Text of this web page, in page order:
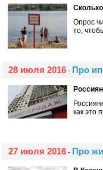
Опрос
то,
28 июля 2016 - Про
как это
27 июля 2016 - Про